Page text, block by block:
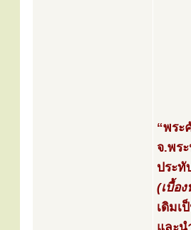
“พระ
จ.พร
ประทั
(เบื้อ
เดิมเ
และน